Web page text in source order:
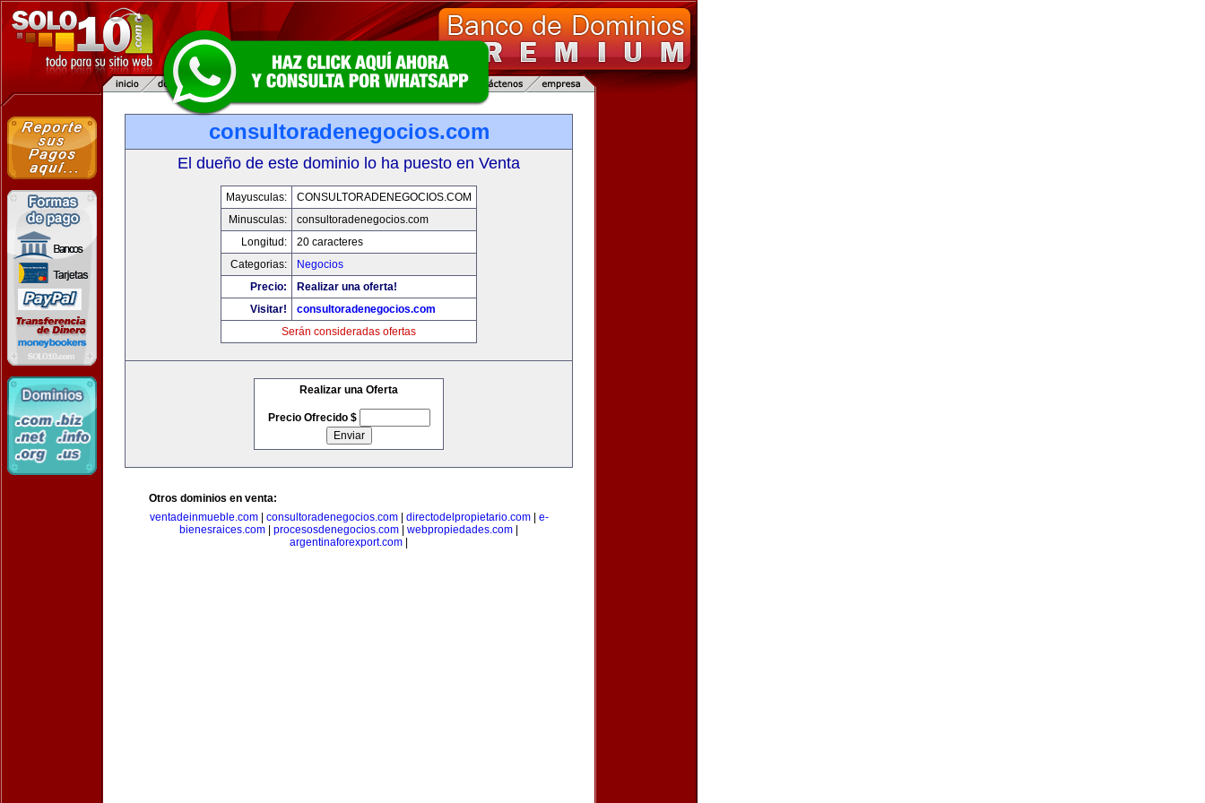
consultoradenegocios.com
El dueño de este dominio lo ha puesto en Venta
Mayusculas:
CONSULTORADENEGOCIOS.COM
Minusculas:
consultoradenegocios.com
Longitud:
20 caracteres
Categorias:
Negocios
Precio:
Realizar una oferta!
Visitar!
consultoradenegocios.com
Serán consideradas ofertas
Realizar una Oferta
Precio Ofrecido $
Otros dominios en venta:
ventadeinmueble.com| consultoradenegocios.com| directodelpropietario.com| e-
bienesraices.com
procesosdenegocios.com webpropiedades.com
argentinaforexport.com